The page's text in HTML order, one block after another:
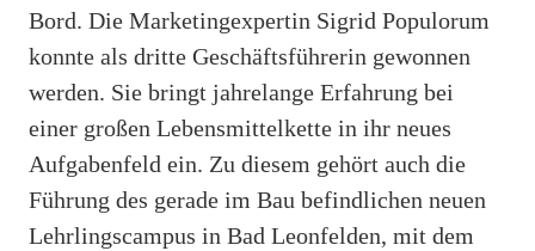
Bord. Die Marketingexpertin Sigrid Populorum
konnte als dritte Geschäftsführerin gewonnen
werden. Sie bringt jahrelange Erfahrung bei
einer großen Lebensmittelkette in ihr neues
Aufgabenfeld ein. Zu diesem gehört auch die
Führung des gerade im Bau befindlichen neuen
Lehrlingscampus in Bad Leonfelden, mit dem